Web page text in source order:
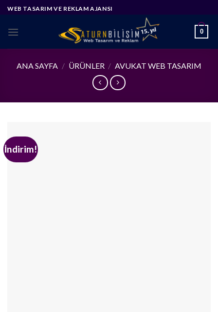
Skip
content
WEB TASARIM VE REKLAM AJANSI
0
ANA SAYFA / ÜRÜNLER / AVUKAT WEB TASARIM
İndirim!